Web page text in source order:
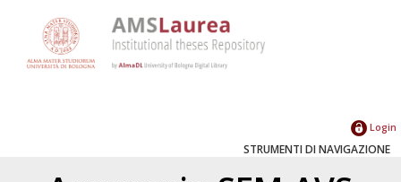
Login
STRUMENTI DI NAVIGAZIONE